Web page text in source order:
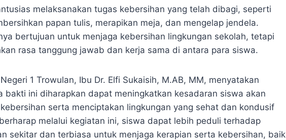
melaksanakan tugas kebersihan yang telah dibagi, seperti
papan tulis, merapikan meja, dan mengelap jendela.
bertujuan untuk menjaga kebersihan lingkungan sekolah, tetapi
rasa tanggung jawab dan kerja sama di antara para siswa.
1 Trowulan, Ibu Dr. Elfi Sukaisih, M.AB, MM, menyatakan
bakti ini diharapkan dapat meningkatkan kesadaran siswa akan
serta menciptakan lingkungan yang sehat dan kondusif
melalui kegiatan ini, siswa dapat lebih peduli terhadap
sekitar dan terbiasa untuk menjaga kerapian serta kebersihan, baik